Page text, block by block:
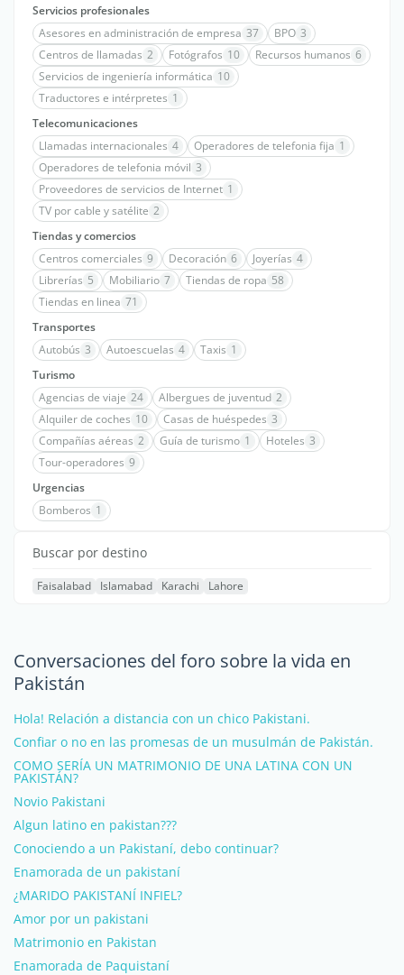
Servicios profesionales
Asesores en administración de empresa 37 BPO 3
Centros de llamadas 2 Fotógrafos 10 Recursos humanos 6
Servicios de ingeniería informática 10
Traductores e intérpretes 1
Telecomunicaciones
Llamadas internacionales 4 Operadores de telefonia fija 1
Operadores de telefonia móvil 3
Proveedores de servicios de Internet 1
TV por cable y satélite 2
Tiendas y comercios
Centros comerciales 9 Decoración 6 Joyerías 4
Librerías 5 Mobiliario 7 Tiendas de ropa 58
Tiendas en linea 71
Transportes
Autobús 3 Autoescuelas 4 Taxis 1
Turismo
Agencias de viaje 24 Albergues de juventud 2
Alquiler de coches 10 Casas de huéspedes 3
Compañías aéreas 2 Guía de turismo 1 Hoteles 3
Tour-operadores 9
Urgencias
Bomberos 1
Buscar por destino
Faisalabad Islamabad Karachi Lahore
Conversaciones del foro sobre la vida en
Pakistán
Hola! Relación a distancia con un chico Pakistani.
Confiar o no en las promesas de un musulmán de Pakistán.
COMO SERÍA UN MATRIMONIO DE UNA LATINA CON UN
PAKISTÁN?
Novio Pakistani
Algun latino en pakistan???
Conociendo a un Pakistaní, debo continuar?
Enamorada de un pakistaní
¿MARIDO PAKISTANÍ INFIEL?
Amor por un pakistani
Matrimonio en Pakistan
Enamorada de Paquistaní